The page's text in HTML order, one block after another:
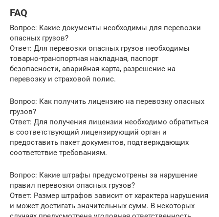
FAQ
Вопрос: Какие документы необходимы для перевозки
опасных грузов?
Ответ: Для перевозки опасных грузов необходимы
товарно-транспортная накладная, паспорт
безопасности, аварийная карта, разрешение на
перевозку и страховой полис.
Вопрос: Как получить лицензию на перевозку опасных
грузов?
Ответ: Для получения лицензии необходимо обратиться
в соответствующий лицензирующий орган и
предоставить пакет документов, подтверждающих
соответствие требованиям.
Вопрос: Какие штрафы предусмотрены за нарушение
правил перевозки опасных грузов?
Ответ: Размер штрафов зависит от характера нарушения
и может достигать значительных сумм. В некоторых